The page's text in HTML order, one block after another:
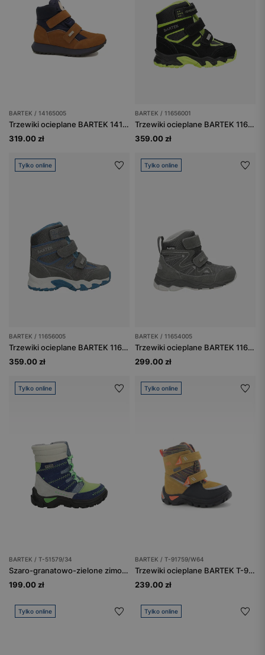
BARTEK / 14165005
Trzewiki ocieplane BARTEK 14165005, brązowo-granatowy
319.00 zł
BARTEK / 11656001
Trzewiki ocieplane BARTEK 11656001, czarno-zielony
359.00 zł
Tylko online
BARTEK / 11656005
Trzewiki ocieplane BARTEK 11656005, szary
359.00 zł
Tylko online
BARTEK / 11654005
Trzewiki ocieplane BARTEK 11654005, szary
299.00 zł
Tylko online
BARTEK / T-51579/34
Szaro-granatowo-zielone zimowe trzewiki BARTEK T-51579/34
199.00 zł
Tylko online
BARTEK / T-91759/W64
Trzewiki ocieplane BARTEK T-91759/W64, dla chłopców, brązowy
239.00 zł
Tylko online Tylko online